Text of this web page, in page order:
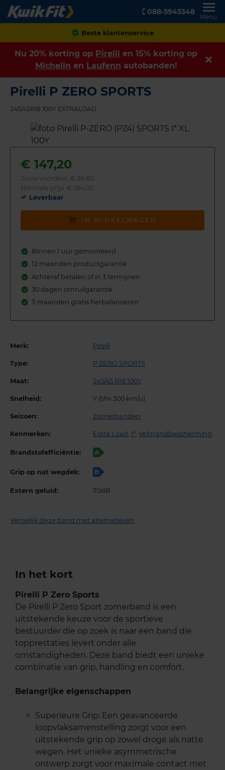
088-5945348
Menu
Achteraf betalen
Nu 20% korting op Pirelli en 15% korting op
Michelin en Laufenn autobanden!
Pirelli P ZERO SPORTS
245/45R18 100Y EXTRALOAD
€ 147,20
Jouw voordeel: € 36,80
Normale prijs: € 184,00
Leverbaar
IN WINKELWAGEN
Binnen 1 uur gemonteerd
12 maanden productgarantie
Achteraf betalen of in 3 termijnen
30 dagen omruilgarantie
3 maanden gratis herbalanceren
Merk: Pirelli
Type: P ZERO SPORTS
Maat: 245/45 R18 100Y
Snelheid: Y (t/m 300 km/u)
Seizoen: Zomerbanden
Kenmerken: Extra Load I* Velgrandbescherming
Brandstofefficiëntie: A
Grip op nat wegdek: B
Extern geluid: 70dB
Vergelijk deze band met alternatieven
In het kort
Pirelli P Zero Sports
De Pirelli P Zero Sport zomerband is een
uitstekende keuze voor de sportieve
bestuurder die op zoek is naar een band die
topprestaties levert onder alle
omstandigheden. Deze band biedt een unieke
combinatie van grip, handling en comfort.
Belangrijke eigenschappen
Superieure Grip: Een geavanceerde
loopvlaksamenstelling zorgt voor een
uitstekende grip op zowel droge als natte
wegen. Het unieke asymmetrische
ontwerp zorgt voor maximale contact met